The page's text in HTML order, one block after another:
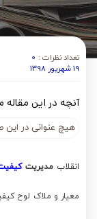
تعداد نظرات : 0
19 شهریور 1398
آنچه در این مقاله
هیچ عنوانی در
انقلاب مدیریت
معیار و ملاک لوح